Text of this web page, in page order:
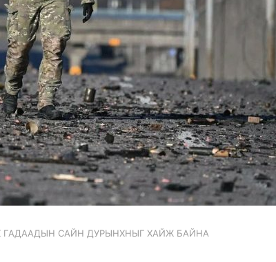
ГAДAAДЫH САЙН ДУPЫHXHЫГ ХАЙЖ БАЙНА